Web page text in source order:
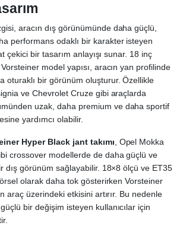
aracın dış görünümünde daha güçlü,
performans odaklı bir karakter isteyen
çekici bir tasarım anlayışı sunar. 18 inç
model yapısı, aracın yan profilinde
oturaklı bir görünüm oluşturur. Özellikle
ve Chevrolet Cruze gibi araçlarda
uzak, daha premium ve daha sportif
yardımcı olabilir.
Hyper Black jant takımı , Opel Mokka
crossover modellerde de daha güçlü ve
dış görünüm sağlayabilir. 18×8 ölçü ve ET35
olarak daha tok gösterirken Vorsteiner
araç üzerindeki etkisini artırır. Bu nedenle
bir değişim isteyen kullanıcılar için